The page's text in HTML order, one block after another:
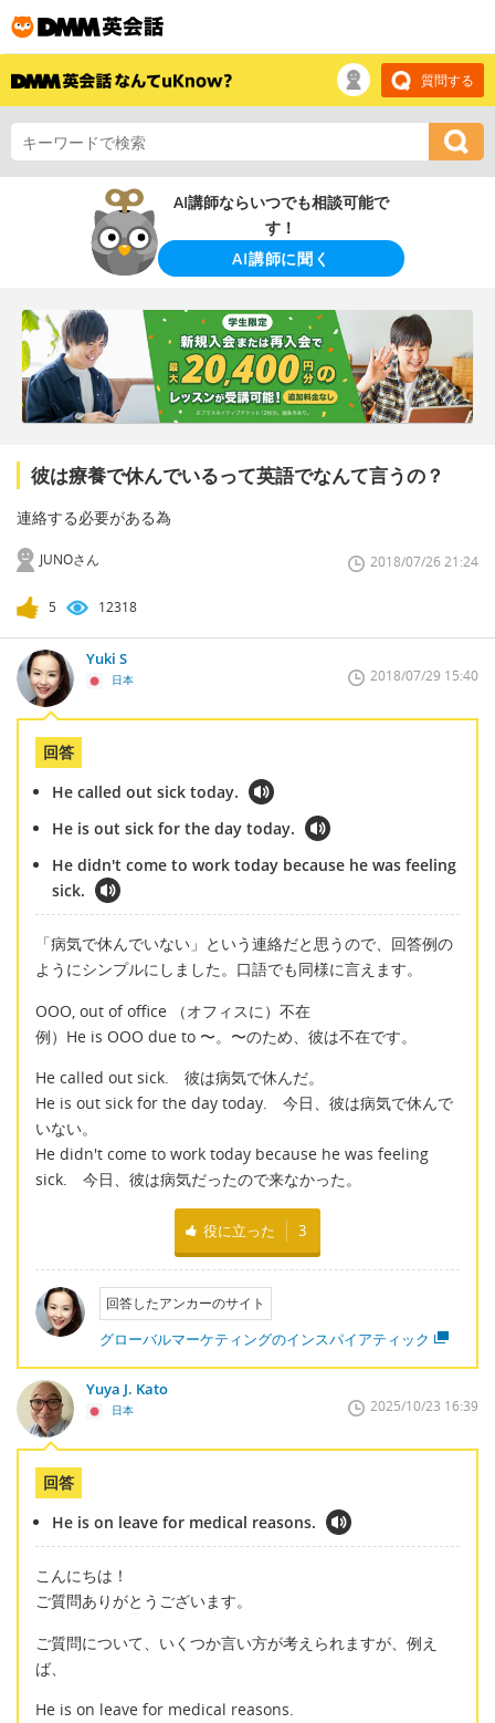
質問する
AI講師ならいつでも相談可能で
す！
AI講師に聞く
彼は療養で休んでいるって英語でなんて言うの？
連絡する必要がある為
JUNOさん 2018/07/26 21:24
5 12318
Yuki S
日本 2018/07/29 15:40
回答
He called out sick today.
He is out sick for the day today.
He didn't come to work today because he was feeling
sick.
「病気で休んでいない」という連絡だと思うので、回答例の
ようにシンプルにしました。口語でも同様に言えます。
OOO, out of office （オフィスに）不在
例）He is OOO due to 〜。〜のため、彼は不在です。
He called out sick. 彼は病気で休んだ。
He is out sick for the day today. 今日、彼は病気で休んで
いない。
He didn't come to work today because he was feeling
sick. 今日、彼は病気だったので来なかった。
役に立った 3
回答したアンカーのサイト
グローバルマーケティングのインスパイアティック
Yuya J. Kato
日本 2025/10/23 16:39
回答
He is on leave for medical reasons.
こんにちは！
ご質問ありがとうございます。
ご質問について、いくつか言い方が考えられますが、例え
ば、
He is on leave for medical reasons.